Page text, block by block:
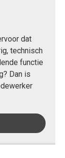
dat
technisch
functie
Dan is